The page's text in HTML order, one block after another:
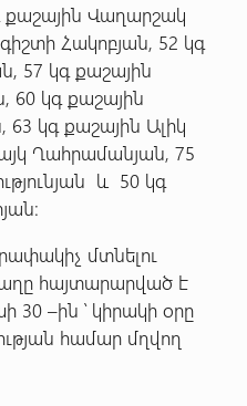
քաշային Վաղարշակ
Հակոբյան, 52 կգ
57 կգ քաշային
կգ քաշային
կգ քաշային Ալիկ
Ղահրամանյան, 75
և 50 կգ
մտնելու
հայտարարված է
30 –ին ՝ կիրակի օրը
համար մղվող